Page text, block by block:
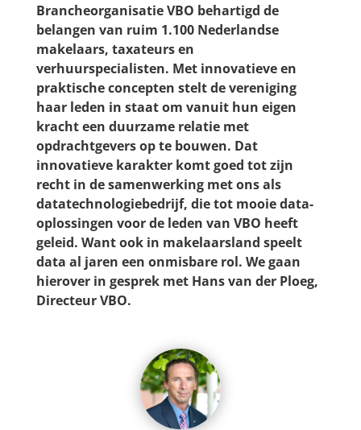
Brancheorganisatie VBO behartigd de
belangen van ruim 1.100 Nederlandse
makelaars, taxateurs en
verhuurspecialisten. Met innovatieve en
praktische concepten stelt de vereniging
haar leden in staat om vanuit hun eigen
kracht een duurzame relatie met
opdrachtgevers op te bouwen. Dat
innovatieve karakter komt goed tot zijn
recht in de samenwerking met ons als
datatechnologiebedrijf, die tot mooie data-
oplossingen voor de leden van VBO heeft
geleid. Want ook in makelaarsland speelt
data al jaren een onmisbare rol. We gaan
hierover in gesprek met Hans van der Ploeg,
Directeur VBO.